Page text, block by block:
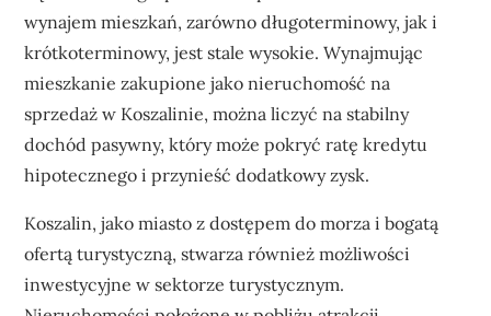
wynajem mieszkań, zarówno długoterminowy, jak i
krótkoterminowy, jest stale wysokie. Wynajmując
mieszkanie zakupione jako nieruchomość na
sprzedaż w Koszalinie, można liczyć na stabilny
dochód pasywny, który może pokryć ratę kredytu
hipotecznego i przynieść dodatkowy zysk.
Koszalin, jako miasto z dostępem do morza i bogatą
ofertą turystyczną, stwarza również możliwości
inwestycyjne w sektorze turystycznym.